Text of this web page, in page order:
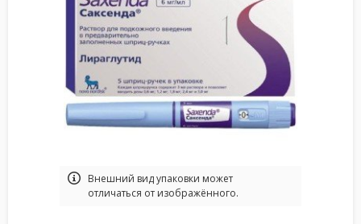
Bнешний вид упаковки может
отличаться от изображённого.